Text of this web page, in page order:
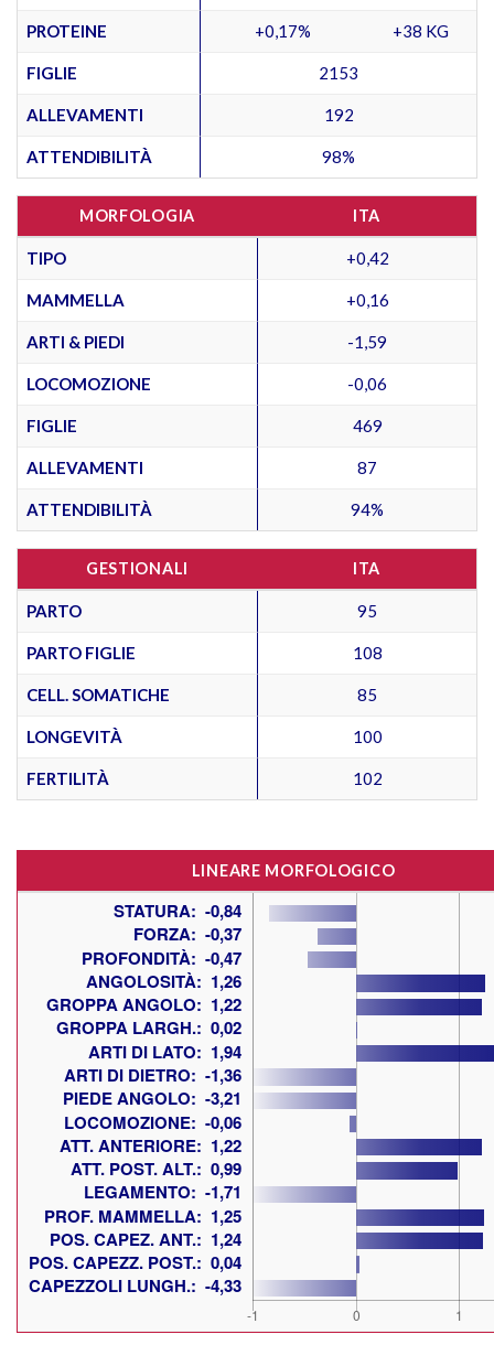
PROTEINE +0,17% +38 KG
FIGLIE 2153
ALLEVAMENTI 192
ATTENDIBILITÀ 98%
MORFOLOGIA ITA
TIPO +0,42
MAMMELLA +0,16
ARTI & PIEDI -1,59
LOCOMOZIONE -0,06
FIGLIE 469
ALLEVAMENTI 87
ATTENDIBILITÀ 94%
GESTIONALI ITA
PARTO 95
PARTO FIGLIE 108
CELL. SOMATICHE 85
LONGEVITÀ 100
FERTILITÀ 102
LINEARE MORFOLOGICO